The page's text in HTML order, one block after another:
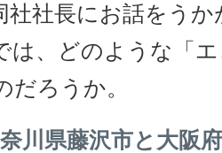
社社長にお話をう
は、どのような「
ろうか。
川県藤沢市と大阪